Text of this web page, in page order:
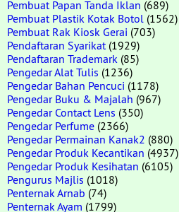
Pembuat Papan Tanda Iklan (689)
Pembuat Plastik Kotak Botol (1562)
Pembuat Rak Kiosk Gerai (703)
Pendaftaran Syarikat (1929)
Pendaftaran Trademark (85)
Pengedar Alat Tulis (1236)
Pengedar Bahan Pencuci (1178)
Pengedar Buku & Majalah (967)
Pengedar Contact Lens (350)
Pengedar Perfume (2366)
Pengedar Permainan Kanak2 (880)
Pengedar Produk Kecantikan (4937)
Pengedar Produk Kesihatan (6105)
Pengurus Majlis (1018)
Penternak Arnab (74)
Penternak Ayam (1799)